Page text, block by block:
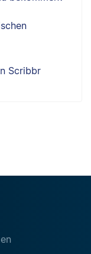
Scribbr